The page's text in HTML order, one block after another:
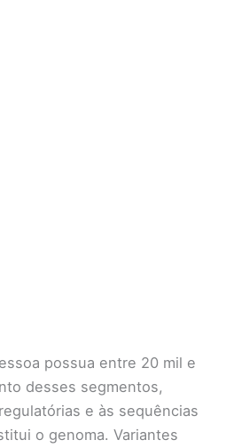
possua entre 20 mil e
desses segmentos,
e às sequências
o genoma. Variantes